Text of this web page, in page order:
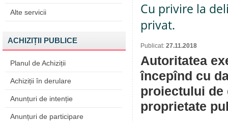
Alte servicii
ACHIZIȚII PUBLICE
Planul de Achiziții
Achiziții în derulare
Anunțuri de intenție
Anunțuri de participare
Cu privire la
privat.
Publicat: 27.11.2018
Autoritatea
începînd cu
proiectului de
proprietate